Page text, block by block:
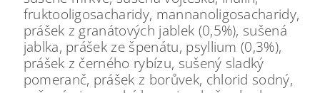
fruktooligosacha­ridy, mannanoligosacha­ridy,
prášek z granátových jablek (0,5%), sušená
jablka, prášek ze špenátu, psyllium (0,3%),
prášek z černého rybízu, sušený sladký
pomeranč, prášek z borůvek, chlorid sodný,